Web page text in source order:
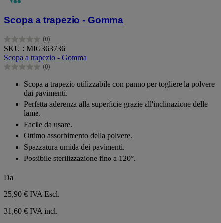
Scopa a trapezio - Gomma
(0)
0.0
su
5
stelle.
SKU : MIG363736
Scopa a trapezio - Gomma
(0)
0.0
Scopa a trapezio utilizzabile con panno per togliere la polvere
dai pavimenti.
Perfetta aderenza alla superficie grazie all'inclinazione delle
lame.
Facile da usare.
Ottimo assorbimento della polvere.
Spazzatura umida dei pavimenti.
Possibile sterilizzazione fino a 120°.
Da
25,90 € IVA Escl.
31,60 € IVA incl.